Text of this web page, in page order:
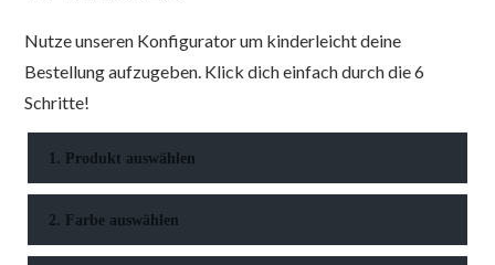
Nutze unseren Konfigurator um kinderleicht deine
Bestellung aufzugeben. Klick dich einfach durch die 6
Schritte!
1. Produkt auswählen
2. Farbe auswählen